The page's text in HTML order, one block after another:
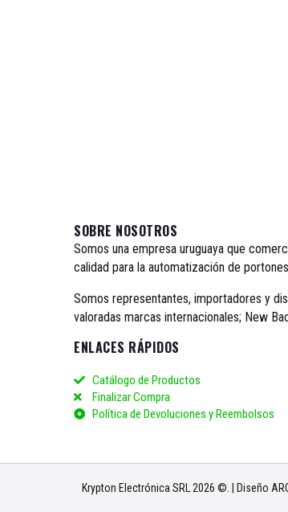
SOBRE NOSOTROS
Somos una empresa uruguaya que
calidad para la automatización de
Somos representantes, importadores y
valoradas marcas internacionales; New
ENLACES RÁPIDOS
Catálogo de Productos
Finalizar Compra
Política de Devoluciones y Reembolsos
Krypton Electrónica SRL 2026 ©. | Diseño